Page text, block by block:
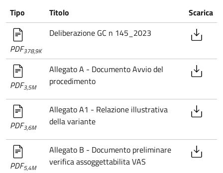
Tipo Titolo Scarica
PDF378,9K
Deliberazione GC n 145_2023
PDF3,5M
Allegato A - Documento Avvio del
procedimento
PDF3,6M
Allegato A1 - Relazione illustrativa
della variante
PDF5,4M
Allegato B - Documento preliminare
verifica assoggettabilita VAS